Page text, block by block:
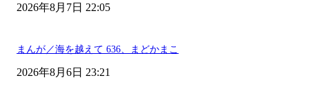
2026年8月7日 22:05
まんが／海を越えて 636、まどかまこ
2026年8月6日 23:21